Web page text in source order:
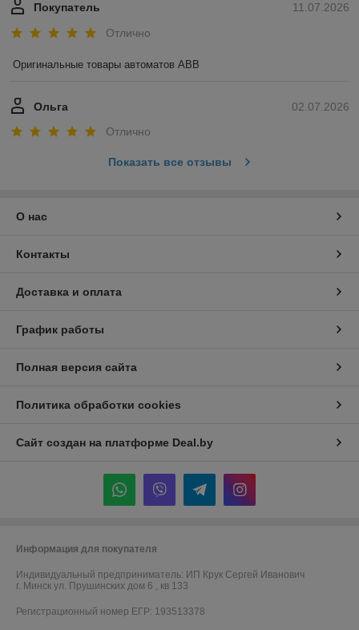
11.07.2026
Покупатель
Отлично
Оригинальные товары автоматов ABB
02.07.2026
Ольга
Отлично
Показать все отзывы
О нас
Контакты
Доставка и оплата
График работы
Полная версия сайта
Политика обработки cookies
Сайт создан на платформе Deal.by
Информация для покупателя
Индивидуальный предприниматель: ИП Крук Сергей Иванович
г. Минск ул. Прушинских дом 6 , кв 133
Регистрационный номер ЕГР: 193513378